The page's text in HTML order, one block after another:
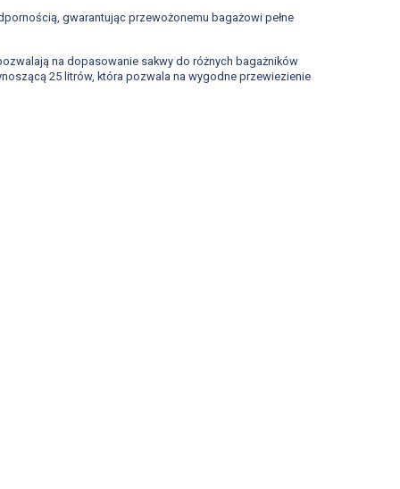
gwarantując przewożonemu bagażowi pełne
na dopasowanie sakwy do różnych bagażników
25 litrów, która pozwala na wygodne przewiezienie